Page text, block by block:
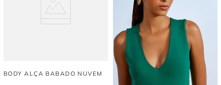
BODY ALÇA BABADO NUVEM